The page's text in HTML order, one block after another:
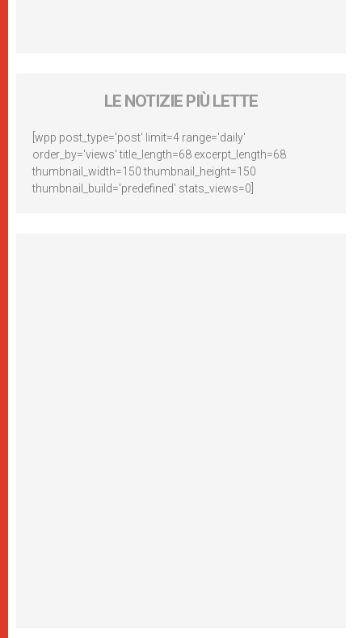
LE NOTIZIE PIÙ LETTE
[wpp post_type='post' limit=4 range='daily'
order_by='views' title_length=68 excerpt_length=68
thumbnail_width=150 thumbnail_height=150
thumbnail_build='predefined' stats_views=0]